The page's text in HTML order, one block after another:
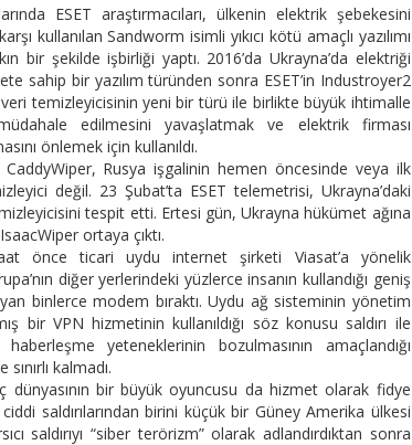
ESET araştırmacıları, ülkenin elektrik şebekesini
kullanılan Sandworm isimli yıkıcı kötü amaçlı yazılımı
bir şekilde işbirliği yaptı. 2016’da Ukrayna’da elektriği
sahip bir yazılım türünden sonra ESET’in Industroyer2
veri temizleyicisinin yeni bir türü ile birlikte büyük ihtimalle
edilmesini yavaşlatmak ve elektrik firması
önlemek için kullanıldı.
Rusya işgalinin hemen öncesinde veya ilk
değil. 23 Şubat’ta ESET telemetrisi, Ukrayna’daki
tespit etti. Ertesi gün, Ukrayna hükümet ağına
ortaya çıktı.
önce ticari uydu internet şirketi Viasat’a yönelik
diğer yerlerindeki yüzlerce insanın kullandığı geniş
binlerce modem bıraktı. Uydu ağ sisteminin yönetim
bir VPN hizmetinin kullanıldığı söz konusu saldırı ile
yeteneklerinin bozulmasının amaçlandığı
kalmadı.
dünyasının bir büyük oyuncusu da hizmet olarak fidye
saldırılarından birini küçük bir Güney Amerika ülkesi
saldırıyı “siber terörizm” olarak adlandırdıktan sonra